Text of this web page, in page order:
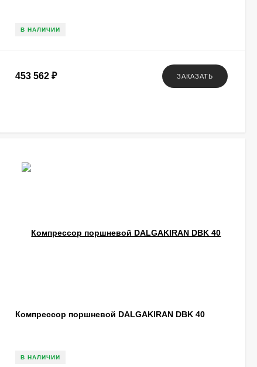
В НАЛИЧИИ
453 562 ₽ ЗАКАЗАТЬ
Компрессор поршневой DALGAKIRAN DBK 40
В НАЛИЧИИ